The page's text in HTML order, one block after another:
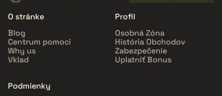
O stránke
Blog
Centrum pomoci
Why us
Vklad
Profil
Osobná Zóna
História Obchodov
Zabezpečenie
Uplatniť Bonus
Podmienky